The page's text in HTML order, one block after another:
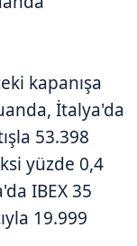
kapanışa
İtalya'da
53.398
yüzde 0,4
IBEX 35
19.999